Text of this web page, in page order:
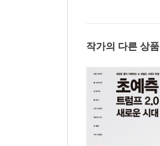
작가의 다른 상품